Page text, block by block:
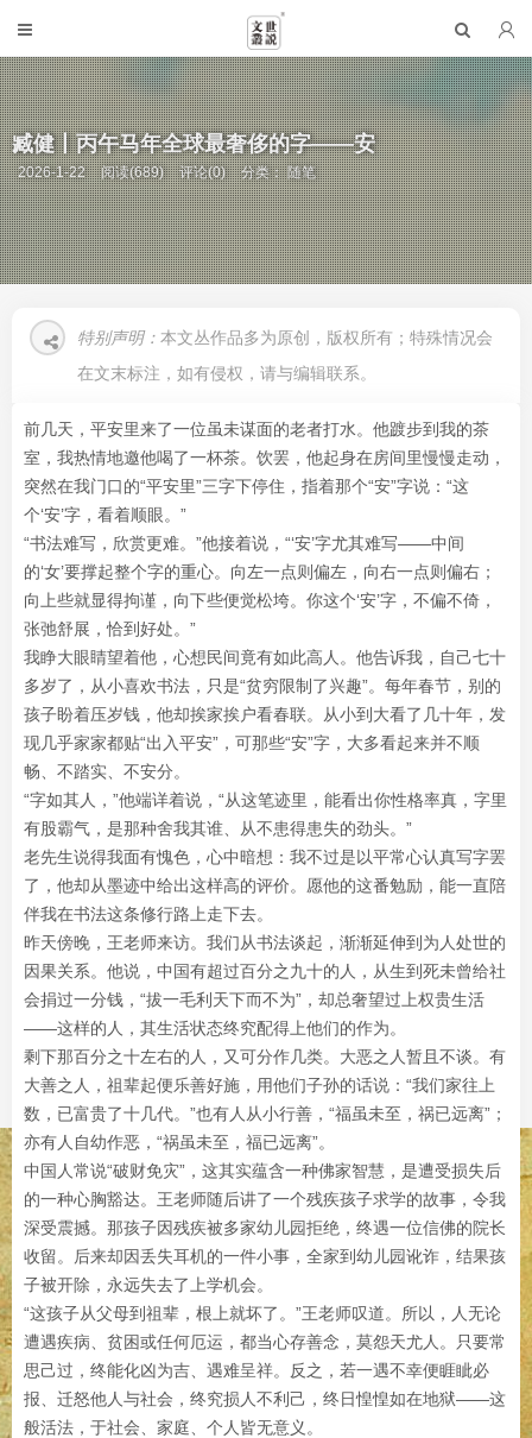
臧健丨丙午马年全球最奢侈的字——安
2026-1-22 阅读(689) 评论(0) 分类：随笔
特别声明： 本文丛作品多为原创，版权所有；特殊情况会
在文末标注，如有侵权，请与编辑联系。
前几天，平安里来了一位虽未谋面的老者打水。他踱步到我的茶
室，我热情地邀他喝了一杯茶。饮罢，他起身在房间里慢慢走动，
突然在我门口的“平安里”三字下停住，指着那个“安”字说：“这
个‘安’字，看着顺眼。”
“书法难写，欣赏更难。”他接着说，“‘安’字尤其难写——中间
的‘女’要撑起整个字的重心。向左一点则偏左，向右一点则偏右；
向上些就显得拘谨，向下些便觉松垮。你这个‘安’字，不偏不倚，
张弛舒展，恰到好处。”
我睁大眼睛望着他，心想民间竟有如此高人。他告诉我，自己七十
多岁了，从小喜欢书法，只是“贫穷限制了兴趣”。每年春节，别的
孩子盼着压岁钱，他却挨家挨户看春联。从小到大看了几十年，发
现几乎家家都贴“出入平安”，可那些“安”字，大多看起来并不顺
畅、不踏实、不安分。
“字如其人，”他端详着说，“从这笔迹里，能看出你性格率真，字里
有股霸气，是那种舍我其谁、从不患得患失的劲头。”
老先生说得我面有愧色，心中暗想：我不过是以平常心认真写字罢
了，他却从墨迹中给出这样高的评价。愿他的这番勉励，能一直陪
伴我在书法这条修行路上走下去。
昨天傍晚，王老师来访。我们从书法谈起，渐渐延伸到为人处世的
因果关系。他说，中国有超过百分之九十的人，从生到死未曾给社
会捐过一分钱，“拔一毛利天下而不为”，却总奢望过上权贵生活
——这样的人，其生活状态终究配得上他们的作为。
剩下那百分之十左右的人，又可分作几类。大恶之人暂且不谈。有
大善之人，祖辈起便乐善好施，用他们子孙的话说：“我们家往上
数，已富贵了十几代。”也有人从小行善，“福虽未至，祸已远离”；
亦有人自幼作恶，“祸虽未至，福已远离”。
中国人常说“破财免灾”，这其实蕴含一种佛家智慧，是遭受损失后
的一种心胸豁达。王老师随后讲了一个残疾孩子求学的故事，令我
深受震撼。那孩子因残疾被多家幼儿园拒绝，终遇一位信佛的院长
收留。后来却因丢失耳机的一件小事，全家到幼儿园讹诈，结果孩
子被开除，永远失去了上学机会。
“这孩子从父母到祖辈，根上就坏了。”王老师叹道。所以，人无论
遭遇疾病、贫困或任何厄运，都当心存善念，莫怨天尤人。只要常
思己过，终能化凶为吉、遇难呈祥。反之，若一遇不幸便睚眦必
报、迁怒他人与社会，终究损人不利己，终日惶惶如在地狱——这
般活法，于社会、家庭、个人皆无意义。